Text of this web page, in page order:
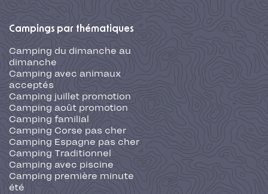
Campings par thématiques
Camping du dimanche au
dimanche
Camping avec animaux
acceptés
Camping juillet promotion
Camping août promotion
Camping familial
Camping Corse pas cher
Camping Espagne pas cher
Camping Traditionnel
Camping avec piscine
Camping première minute
été